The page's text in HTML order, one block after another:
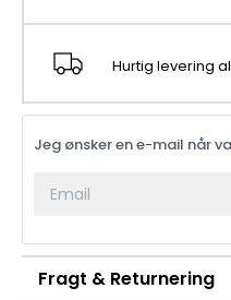
Hurtig levering
Jeg ønsker en e-mail når
Fragt & Returnering